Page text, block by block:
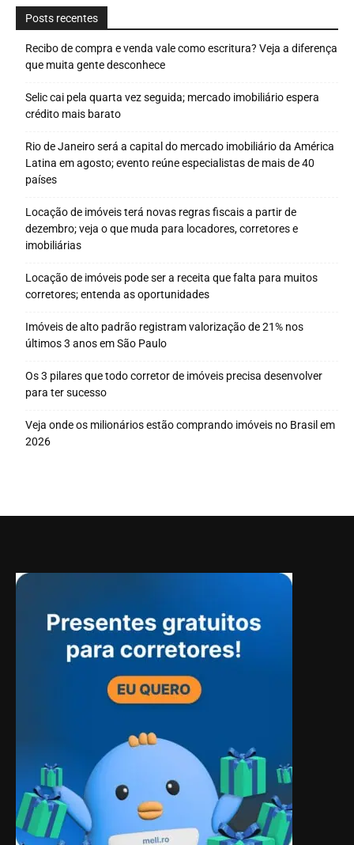
Posts recentes
Recibo de compra e venda vale como escritura? Veja a diferença
que muita gente desconhece
Selic cai pela quarta vez seguida; mercado imobiliário espera
crédito mais barato
Rio de Janeiro será a capital do mercado imobiliário da América
Latina em agosto; evento reúne especialistas de mais de 40
países
Locação de imóveis terá novas regras fiscais a partir de
dezembro; veja o que muda para locadores, corretores e
imobiliárias
Locação de imóveis pode ser a receita que falta para muitos
corretores; entenda as oportunidades
Imóveis de alto padrão registram valorização de 21% nos
últimos 3 anos em São Paulo
Os 3 pilares que todo corretor de imóveis precisa desenvolver
para ter sucesso
Veja onde os milionários estão comprando imóveis no Brasil em
2026